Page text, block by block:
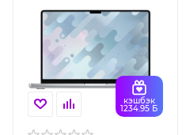
кэшбэк
1234.95 Б